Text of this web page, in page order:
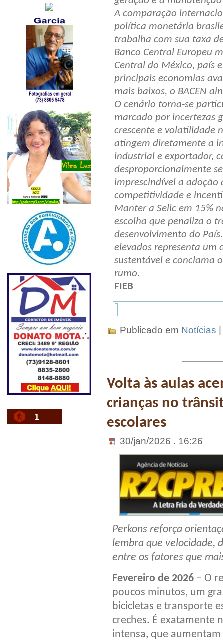
1
A comparação
política monetária
trabalha com sua taxa
Banco Central Europeu
Central do México, país
principais economias
mais baixos, o BACEN
O cenário torna-se
marcado por incertezas
crescente e volatilidade
atingem diretamente a
industrial e exportador,
desproporcionalmente
imprescindível a adoção
competitividade e
Manter a Selic em 15%
escolha que penaliza o
desenvolvimento do
elevados representa um
sustentável e conclama
rumo.
FIEB
Publicado em Notícias
Volta às aulas
crianças no
escolares
30/jan/2026 . 16:26
Perkons reforça
lembra que velocidade,
entre os fatores que
Fevereiro de 2026 – O
poucos minutos, um
bicicletas e transporte
creches. É exatamente
intensa, que aumentam